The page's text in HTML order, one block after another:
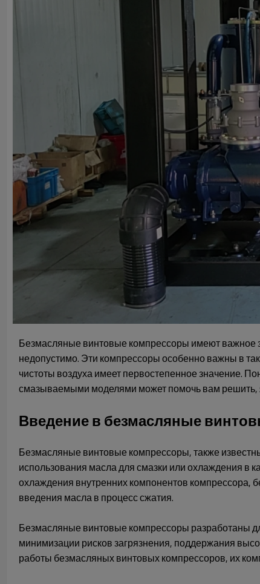
Безмасляные винтовые компрессоры имеют важное
недопустимо. Эти компрессоры особенно важны в
чистоты воздуха имеет первостепенное значение.
смазываемыми моделями может помочь вам
Введение в безмасляные
Безмасляные винтовые компрессоры, также
использования масла для смазки или охлаждения в
охлаждения внутренних компонентов компрессора,
введения масла в процесс сжатия.
Безмасляные винтовые компрессоры разработаны
минимизации рисков загрязнения, поддержания
работы безмасляных винтовых компрессоров, их